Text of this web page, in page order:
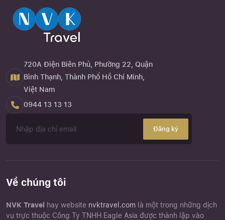
720A Điện Biên Phủ, Phường 22, Quận
Bình Thạnh, Thành Phố Hồ Chí Minh,
Việt Nam
0944 13 13 13
Đăng ký
Về chúng tôi
NVK Travel hay website nvktravel.com là một trong những dịch
vụ trực thuộc Công Ty TNHH Eagle Asia được thành lập vào